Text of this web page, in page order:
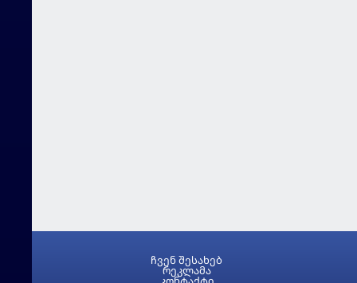
ჩვენ შესახებ
რეკლამა